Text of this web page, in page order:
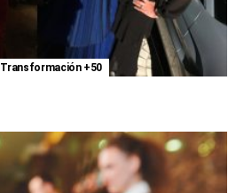
Transformación +50